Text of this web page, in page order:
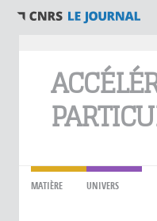
MATIÈRE UNIVERS